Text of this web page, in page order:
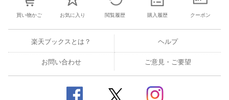
買い物かご お気に入り 閲覧履歴 購入履歴 クーポン
楽天ブックスとは？ ヘルプ
お問い合わせ ご意見・ご要望